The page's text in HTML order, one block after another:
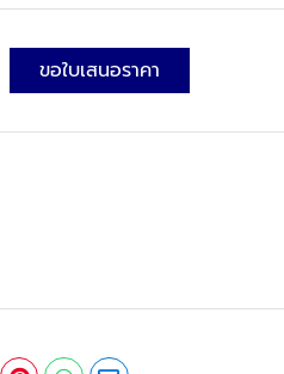
ขอใบเสนอราคา